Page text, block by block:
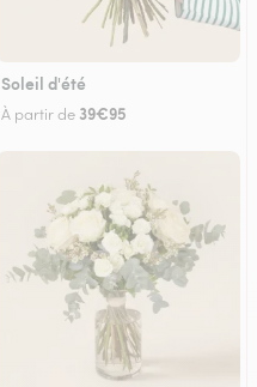
Soleil d'été
À partir de 39€95